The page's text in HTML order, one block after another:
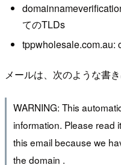
てのTLDs
tppwholesale.com.au:
メールは、次のような書き
WARNING: This
information. Please read
this email because we
the domain .